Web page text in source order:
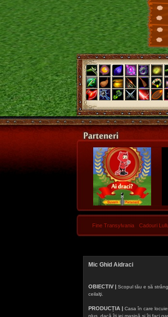
Fine Transylvania Cadouri
Mic Ghid Aidraci
OBIECTIV | Scopul tău e să
ceilalţi.
PRODUCȚIA | Casa în care
plus, dacă îţi iei maşină şi îţi faci